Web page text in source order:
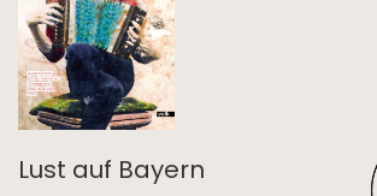
Lust auf Bayern